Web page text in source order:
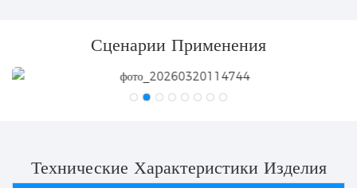
Сценарии Применения
Технические Характеристики Изделия